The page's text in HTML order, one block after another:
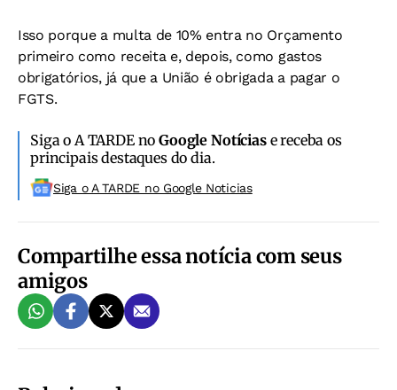
Isso porque a multa de 10% entra no Orçamento
primeiro como receita e, depois, como gastos
obrigatórios, já que a União é obrigada a pagar o
FGTS.
Siga o A TARDE noGoogle Notíciase receba os
principais destaques do dia.
Siga o A TARDE no Google Noticias
Compartilhe essa notícia com seus
amigos